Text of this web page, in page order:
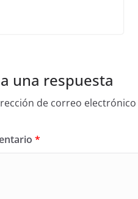
una respuesta
de correo
*